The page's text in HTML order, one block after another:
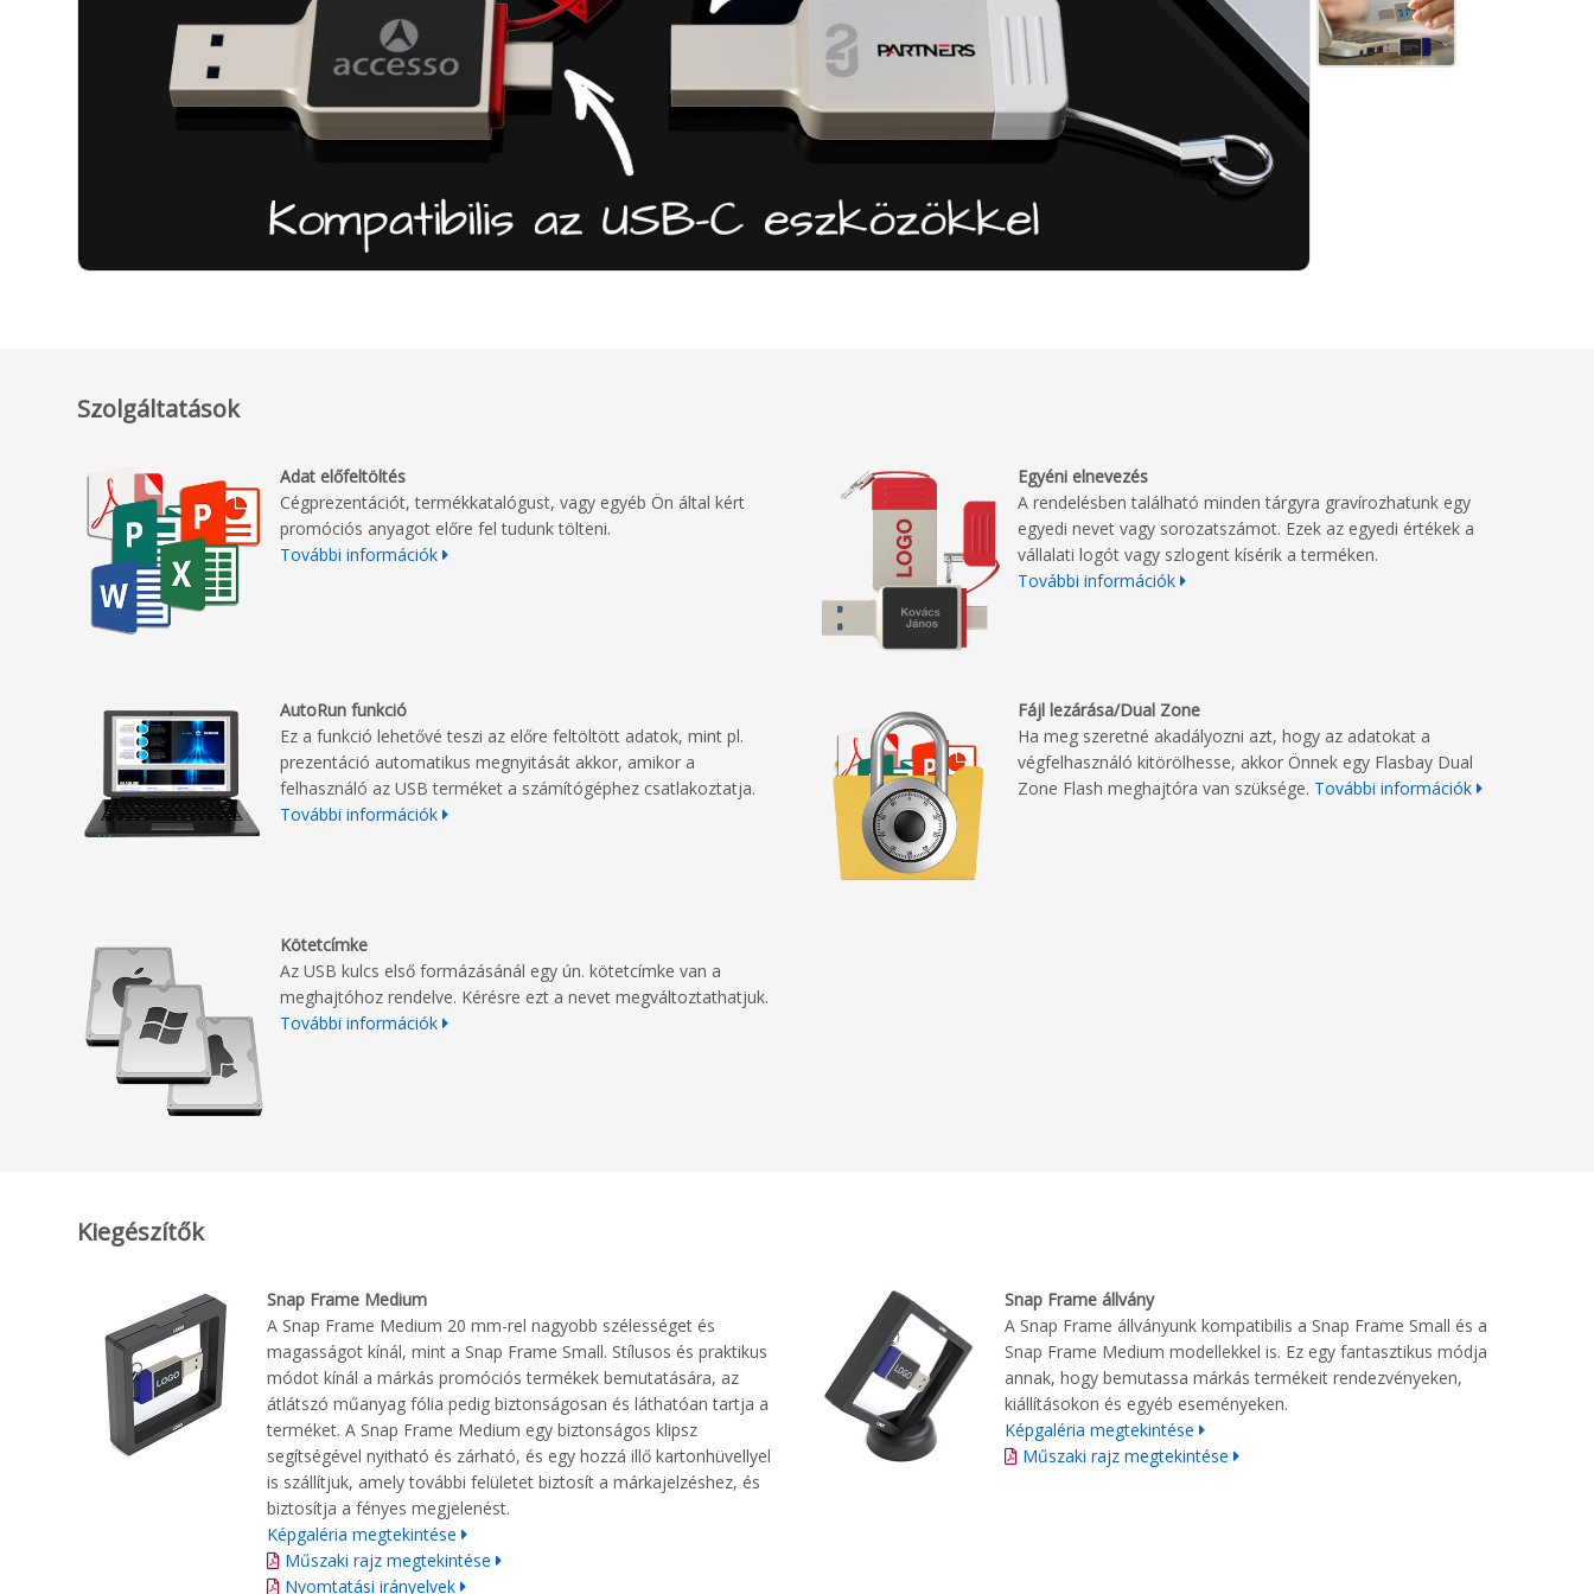
Szolgáltatások
Adat előfeltöltés
Cégprezentációt, termékkatalógust, vagy egyéb Ön által kért
promóciós anyagot előre fel tudunk tölteni.
További információk
Egyéni elnevezés
A rendelésben található minden tárgyra gravírozhatunk egy
egyedi nevet vagy sorozatszámot. Ezek az egyedi értékek a
vállalati logót vagy szlogent kísérik a terméken.
További információk
AutoRun funkció
Ez a funkció lehetővé teszi az előre feltöltött adatok, mint pl.
prezentáció automatikus megnyitását akkor, amikor a
felhasználó az USB terméket a számítógéphez csatlakoztatja.
További információk
Fájl lezárása/Dual Zone
Ha meg szeretné akadályozni azt, hogy az adatokat a
végfelhasználó kitörölhesse, akkor Önnek egy Flasbay Dual
Zone Flash meghajtóra van szüksége. További információk
Kötetcímke
Az USB kulcs első formázásánál egy ún. kötetcímke van a
meghajtóhoz rendelve. Kérésre ezt a nevet megváltoztathatjuk.
További információk
Kiegészítők
Snap Frame Medium
A Snap Frame Medium 20 mm-rel nagyobb szélességet és
magasságot kínál, mint a Snap Frame Small. Stílusos és praktikus
módot kínál a márkás promóciós termékek bemutatására, az
átlátszó műanyag fólia pedig biztonságosan és láthatóan tartja a
terméket. A Snap Frame Medium egy biztonságos klipsz
segítségével nyitható és zárható, és egy hozzá illő kartonhüvellyel
is szállítjuk, amely további felületet biztosít a márkajelzéshez, és
biztosítja a fényes megjelenést.
Képgaléria megtekintése
Műszaki rajz megtekintése
Nyomtatási irányelvek
Snap Frame állvány
A Snap Frame állványunk kompatibilis a Snap Frame Small és a
Snap Frame Medium modellekkel is. Ez egy fantasztikus módja
annak, hogy bemutassa márkás termékeit rendezvényeken,
kiállításokon és egyéb eseményeken.
Képgaléria megtekintése
Műszaki rajz megtekintése